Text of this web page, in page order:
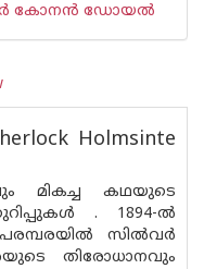
കോനന്‍ ഡോയല്‍
Holmsinte
മികച്ച കഥയുടെ
. 1894-ല്‍
സില്‍വര്‍
തിരോധാനവും